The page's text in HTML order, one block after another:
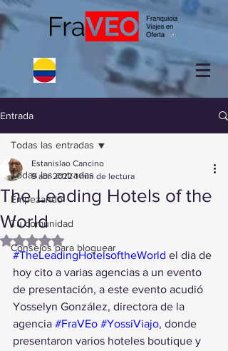
Entrada
Todas las entradas
Empezando
Tu comunidad
Consejos para bloguear
Todas las entradas
The Leading Hotels of the
World
Estanislao Cancino
9 abr 2022 1 min de lectura
Obtuvo NaN de 5 estrellas.
#TheLeadingHotelsoftheWorld el dia de
hoy cito a varias agencias a un evento
de presentación, a este evento acudió
Yosselyn González, directora de la
agencia #FraVEo #YossiViajo, donde
presentaron varios hoteles boutique y